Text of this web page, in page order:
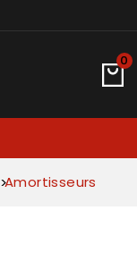
0
Amortisseurs